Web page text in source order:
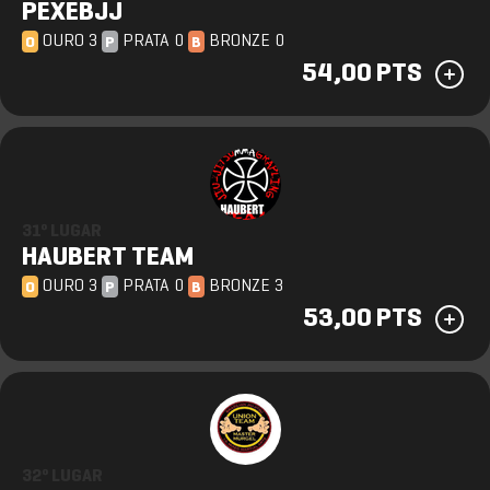
PEXEBJJ
O OURO 3 P PRATA 0 B BRONZE 0
54,00 PTS
HAUBERT TEAM
O OURO 3 P PRATA 0 B BRONZE 3
53,00 PTS